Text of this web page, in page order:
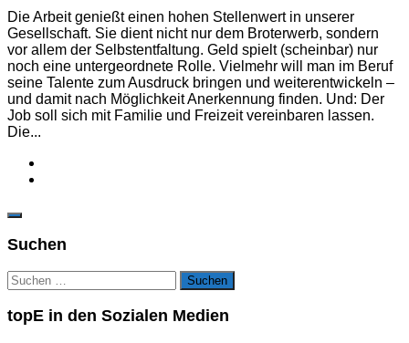
Die Arbeit genießt einen hohen Stellenwert in unserer
Gesellschaft. Sie dient nicht nur dem Broterwerb, sondern
vor allem der Selbstentfaltung. Geld spielt (scheinbar) nur
noch eine untergeordnete Rolle. Vielmehr will man im Beruf
seine Talente zum Ausdruck bringen und weiterentwickeln –
und damit nach Möglichkeit Anerkennung finden. Und: Der
Job soll sich mit Familie und Freizeit vereinbaren lassen.
Die...
Suchen
Suchen
nach:
topE in den Sozialen Medien